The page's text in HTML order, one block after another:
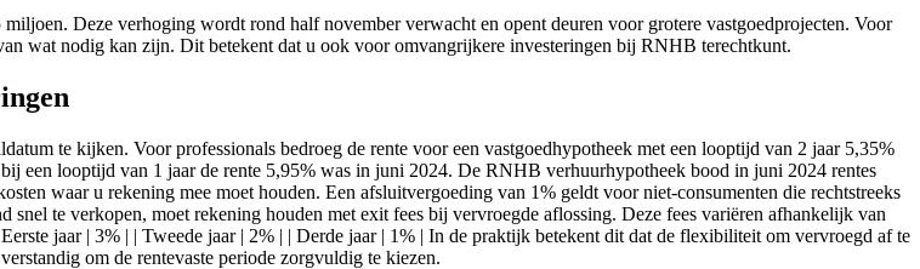
Deze verhoging wordt rond half november verwacht en opent deuren voor grotere vastgoedprojecten. Voor
wat nodig kan zijn. Dit betekent dat u ook voor omvangrijkere investeringen bij RNHB terechtkunt.
te kijken. Voor professionals bedroeg de rente voor een vastgoedhypotheek met een looptijd van 2 jaar 5,35%
een looptijd van 1 jaar de rente 5,95% was in juni 2024. De RNHB verhuurhypotheek bood in juni 2024 rentes
waar u rekening mee moet houden. Een afsluitvergoeding van 1% geldt voor niet-consumenten die rechtstreeks
te verkopen, moet rekening houden met exit fees bij vervroegde aflossing. Deze fees variëren afhankelijk van
| 3% | | Tweede jaar | 2% | | Derde jaar | 1% | In de praktijk betekent dit dat de flexibiliteit om vervroegd af te
om de rentevaste periode zorgvuldig te kiezen.